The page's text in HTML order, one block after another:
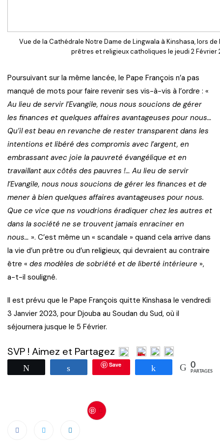
Vue de la Cathédrale Notre Dame de Lingwala à Kinshasa, lors
prêtres et religieux catholiques le jeudi 2
Poursuivant sur la même lancée, le Pape François n’a pas
manqué de mots pour faire revenir ses vis-à-vis à l’ordre : «
Au lieu de servir l’Evangile, nous nous soucions de gérer
les finances et quelques affaires avantageuses pour nous…
Qu’il est beau en revanche de rester transparent dans les
intentions et libéré des compromis avec l’argent, en
embrassant avec joie la pauvreté évangélique et en
travaillant aux côtés des pauvres !… Au lieu de servir
l’Evangile, nous nous soucions de gérer les finances et de
mener à bien quelques affaires avantageuses pour nous.
Que ce vice que ns voudrions éradiquer chez les autres et
dans la société ne se trouvent jamais enraciner en
nous… ». C’est même un « scandale » quand cela arrive dans
la vie d’un prêtre ou d’un religieux, qui devraient au contraire
être « des modèles de sobriété et de liberté intérieure »,
a-t-il souligné.
Il est prévu que le Pape François quitte Kinshasa le vendredi
3 Janvier 2023, pour Djouba au Soudan du Sud, où il
séjournera jusque le 5 Février.
SVP ! Aimez et Partagez
Partagez Save Partagez 0
PARTAGES